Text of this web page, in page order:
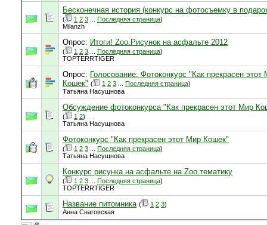
Бесконечная история (конкурс на фотосъемку в
( 1 2 3 Последняя страница)
Milanzh
Опрос: Итоги! Zoo.Рисунок на асфальте 2012
( 1 2 3 Последняя страница)
TOPTERRTIGER
Опрос: Голосование: Фотоконкурс "Как прекрасен этот
Кошек" ( 1 2 3 Последняя страница)
Татьяна Насущнова
Обсуждение фотоконкурса "Как прекрасен этот Мир
( 1 2)
Татьяна Насущнова
Фотоконкурс "Как прекрасен этот Мир Кошек"
( 1 2 3 Последняя страница)
Татьяна Насущнова
Конкурс рисунка на асфальте на Zoo.тематику
( 1 2 3 Последняя страница)
TOPTERRTIGER
Название питомника ( 1 2 3)
Анна Снаговская